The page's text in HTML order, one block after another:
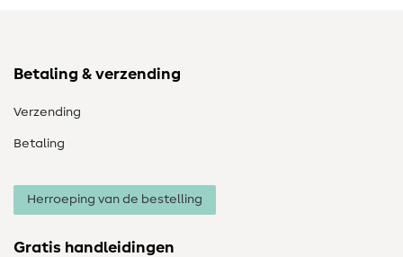
Betaling & verzending
Verzending
Betaling
Herroeping van de bestelling
Gratis handleidingen